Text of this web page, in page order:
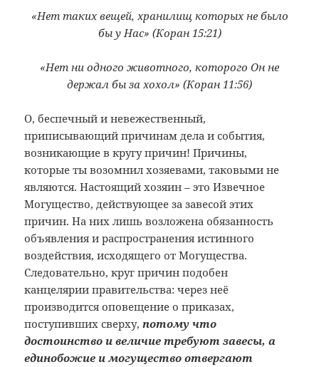
«Нет таких вещей, хранилищ которых не было
бы у Нас» (Коран 15:21)
«Нет ни одного животного, которого Он не
держал бы за хохол» (Коран 11:56)
О, беспечный и невежественный,
приписывающий причинам дела и события,
возникающие в кругу причин! Причины,
которые ты возомнил хозяевами, таковыми не
являются. Настоящий хозяин – это Извечное
Могущество, действующее за завесой этих
причин. На них лишь возложена обязанность
объявления и распространения истинного
воздействия, исходящего от Могущества.
Следовательно, круг причин подобен
канцелярии правительства: через неё
производится оповещение о приказах,
поступивших сверху,потому что
достоинство и величие требуют завесы, а
единобожие и могущество отвергают